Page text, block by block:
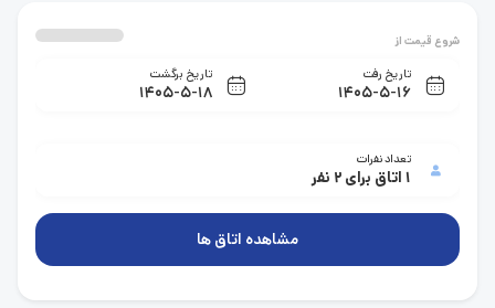
شروع قیمت از
تاریخ رفت
1405-5-16
تاریخ برگشت
1405-5-18
تعداد نفرات
1 اتاق برای 2 نفر
مشاهده اتاق ها